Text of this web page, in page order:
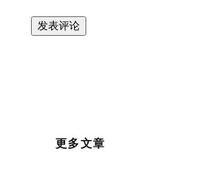
更多文章